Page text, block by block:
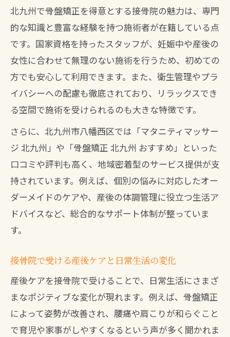
北九州で骨盤矯正を得意とする接骨院の魅力は、専門
的な知識と豊富な経験を持つ施術者が在籍している点
です。国家資格を持ったスタッフが、妊娠中や産後の
女性に合わせて無理のない施術を行うため、初めての
方でも安心して利用できます。また、衛生管理やプラ
イバシーへの配慮も徹底されており、リラックスでき
る空間で施術を受けられるのも大きな特徴です。
さらに、北九州市八幡西区では「マタニティマッサー
ジ 北九州」や「骨盤矯正 北九州 おすすめ」といった
口コミや評判も高く、地域密着型のサービス提供が支
持されています。例えば、個別の悩みに対応したオー
ダーメイドのケアや、産後の体調管理に役立つ生活ア
ドバイスなど、総合的なサポート体制が整っていま
す。
接骨院で受ける産後ケアと日常生活の変化
産後ケアを接骨院で受けることで、日常生活にさまざ
まなポジティブな変化が現れます。例えば、骨盤矯正
によって姿勢が改善され、腰痛や肩こりが和らぐこと
で育児や家事がしやすくなるという声が多く聞かれま